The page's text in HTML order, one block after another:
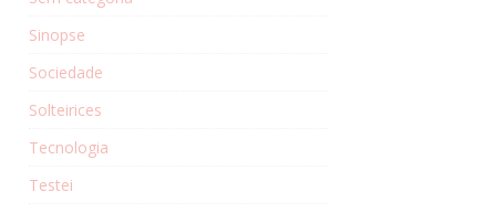
Sinopse
Sociedade
Solteirices
Tecnologia
Testei